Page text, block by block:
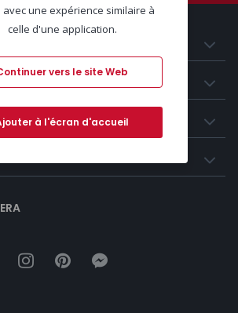
une expérience similaire à
celle d'une application.
vers le site Web
à l'écran d'accueil